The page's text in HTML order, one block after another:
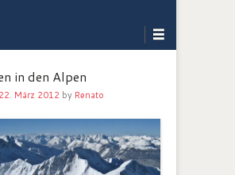
in den Alpen
22. März 2012 by Renato